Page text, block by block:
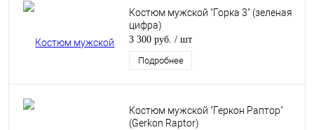
Костюм мужской "Горка 3" (зеленая
цифра)
3 300 руб. / шт
Подробнее
Костюм мужской "Геркон Раптор"
(Gerkon Raptor)